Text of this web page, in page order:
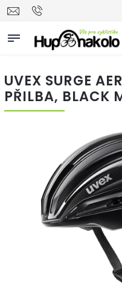
UVEX SURGE
PŘILBA, BLACK